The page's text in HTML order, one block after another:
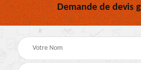
Demande de devis